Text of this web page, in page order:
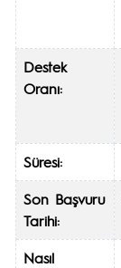
Destek
Oranı:
Süresi:
Son Başvuru
Tarihi:
Nasıl